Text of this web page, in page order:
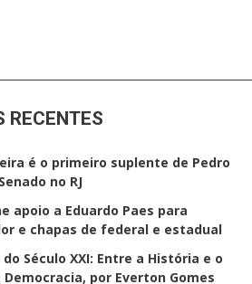
RECENTES
é o primeiro suplente de Pedro
no RJ
apoio a Eduardo Paes para
e chapas de federal e estadual
Século XXI: Entre a História e o
Democracia, por Everton Gomes